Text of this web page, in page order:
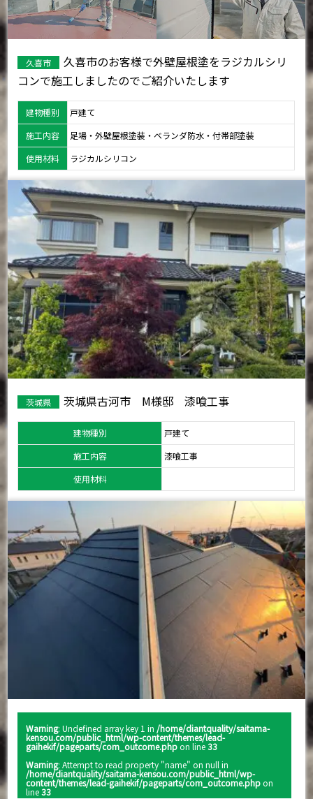
久喜市
久喜市のお客様で外壁屋根塗をラジカルシリ
コンで施工しましたのでご紹介いたします
建物種別
戸建て
施工内容
足場・外壁屋根塗装・ベランダ防水・付帯部塗装
使用材料
ラジカルシリコン
茨城県 茨城県古河市 M様邸 漆喰工事
建物種別
戸建て
施工内容
漆喰工事
使用材料
Warning : Undefined array key 1 in /home/diantquality/saitama-
kensou.com/public_html/wp-content/themes/lead-
gaihekif/pageparts/com_outcome.phpon line33
Warning : Attempt to read property "name" on null in
/home/diantquality/saitama-kensou.com/public_html/wp-
content/themes/lead-gaihekif/pageparts/com_outcome.phpon
line33